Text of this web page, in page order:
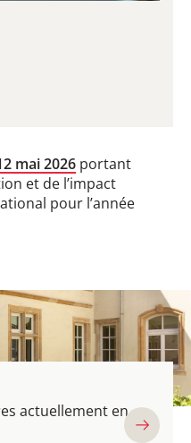
mai 2026 portant
et de l’impact
pour l’année
actuellement en